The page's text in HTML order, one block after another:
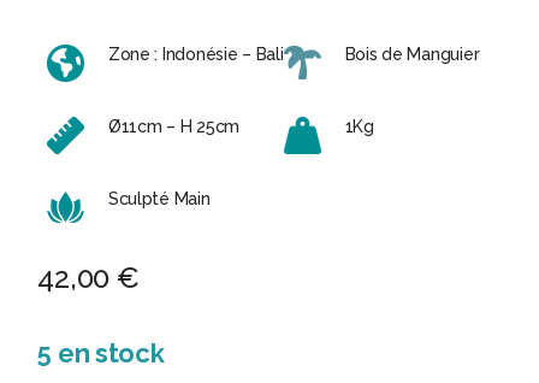
Zone : Indonésie – Bali
Ø11cm – H 25cm
Sculpté Main
Bois de Manguier
1Kg
42,00 €
5 en stock